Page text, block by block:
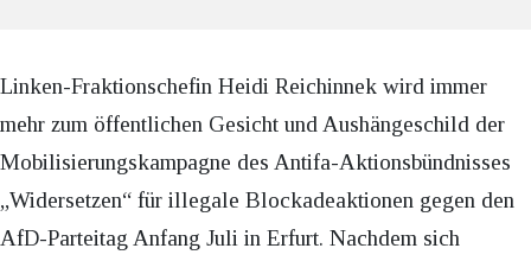
Linken-Fraktionschefin Heidi Reichinnek wird immer
mehr zum öffentlichen Gesicht und Aushängeschild der
Mobilisierungskampagne des Antifa-Aktionsbündnisses
„Widersetzen“ für illegale Blockadeaktionen gegen den
AfD-Parteitag Anfang Juli in Erfurt. Nachdem sich